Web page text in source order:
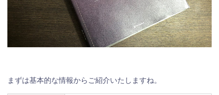
まずは基本的な情報からご紹介いたしますね。